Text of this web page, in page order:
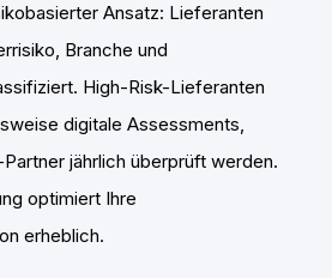
Ansatz: Lieferanten
Branche und
High-Risk-Lieferanten
digitale Assessments,
jährlich überprüft werden.
optimiert Ihre
erheblich.